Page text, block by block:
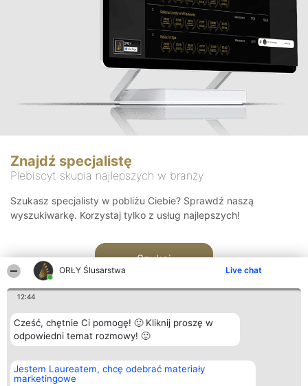
ORŁY Ślusarstwa Live chat
12:44
Cześć, chętnie Ci pomogę! 🙂 Kliknij proszę w
odpowiedni temat rozmowy! 🙂
Jestem Laureatem, chcę odebrać materiały
marketingowe
Znajdź specjalistę
Plebiscyt skupia najlepszych w branży
Szukasz specjalisty w pobliżu Ciebie? Sprawdź naszą
wyszukiwarkę. Korzystaj tylko z usług najlepszych!
Szukaj
Organizator plebiscytu
Bright Side Solutions sp. z o.
o. sp. k.
Plebiscyt
Laureaci
Kontakt
Kontakt